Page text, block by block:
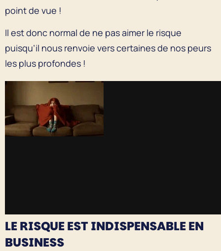
point de vue !
Il est donc normal de ne pas aimer le risque
puisqu’il nous renvoie vers certaines de nos peurs
les plus profondes !
LE RISQUE EST INDISPENSABLE EN
BUSINESS